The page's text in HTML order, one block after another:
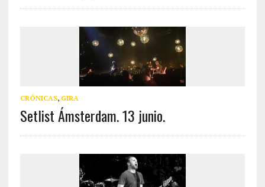
CRÓNICAS, GIRA
Setlist Ámsterdam. 13 junio.